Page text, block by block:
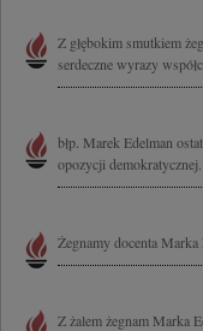
Z głębokim smutkiem
serdeczne wyrazy
błp. Marek Edelman
opozycji
Żegnamy docenta
Z żalem żegnam Marka